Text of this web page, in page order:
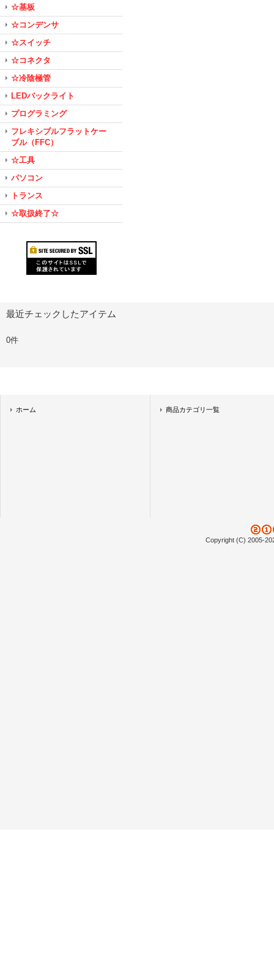
☆基板
☆コンデンサ
☆スイッチ
☆コネクタ
☆冷陰極管
LEDバックライト
プログラミング
フレキシブルフラットケー
ブル（FFC）
☆工具
パソコン
トランス
☆取扱終了☆
最近チェックしたアイテム
0件
ホーム 商品カテゴリ一覧
Copyright (C) 2005-